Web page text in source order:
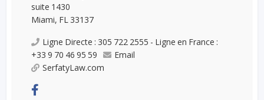
suite 1430
Miami, FL 33137
Ligne Directe : 305 722 2555 - Ligne en France :
+33 9 70 46 95 59
Email
SerfatyLaw.com